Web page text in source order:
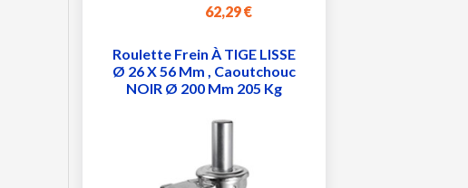
62,29 €
Roulette Frein À TIGE LISSE
Ø 26 X 56 Mm , Caoutchouc
NOIR Ø 200 Mm 205 Kg